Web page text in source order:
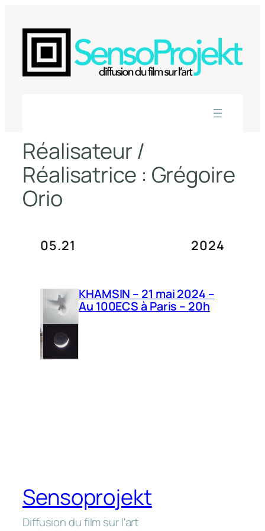
contenu
Réalisateur /
Réalisatrice : Grégoire
Orio
05.21 2024
KHAMSIN – 21 mai 2024 –
Au 100ECS à Paris – 20h
Sensoprojekt
Diffusion du film sur l'art